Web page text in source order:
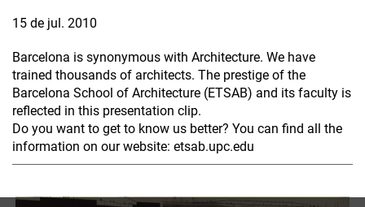
15 de jul. 2010
Barcelona is synonymous with Architecture. We have
trained thousands of architects. The prestige of the
Barcelona School of Architecture (ETSAB) and its faculty is
reflected in this presentation clip.
Do you want to get to know us better? You can find all the
information on our website: etsab.upc.edu